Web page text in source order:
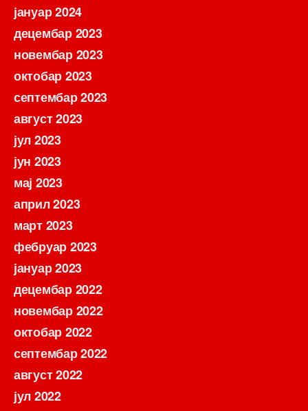
јануар 2024
децембар 2023
новембар 2023
октобар 2023
септембар 2023
август 2023
јул 2023
јун 2023
мај 2023
април 2023
март 2023
фебруар 2023
јануар 2023
децембар 2022
новембар 2022
октобар 2022
септембар 2022
август 2022
јул 2022